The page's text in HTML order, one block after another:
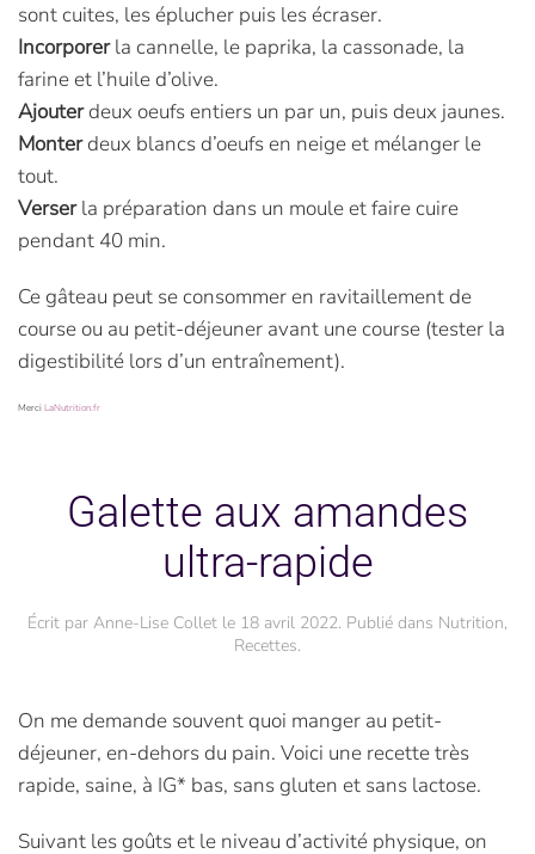
sont cuites, les éplucher puis les écraser.
Incorporerla cannelle, le paprika, la cassonade, la
farine et l’huile d’olive.
Ajouterdeux oeufs entiers un par un, puis deux jaunes.
Monterdeux blancs d’oeufs en neige et mélanger le
tout.
Verserla préparation dans un moule et faire cuire
pendant 40 min.
Ce gâteau peut se consommer en ravitaillement de
course ou au petit-déjeuner avant une course (tester la
digestibilité lors d’un entraînement).
MerciLaNutrition.fr
Galette aux amandes
ultra-rapide
Écrit par Anne-Lise Collet le 18 avril 2022. Publié dans Nutrition,
Recettes.
On me demande souvent quoi manger au petit-
déjeuner, en-dehors du pain. Voici une recette très
rapide, saine, à IG* bas, sans gluten et sans lactose.
Suivant les goûts et le niveau d’activité physique, on